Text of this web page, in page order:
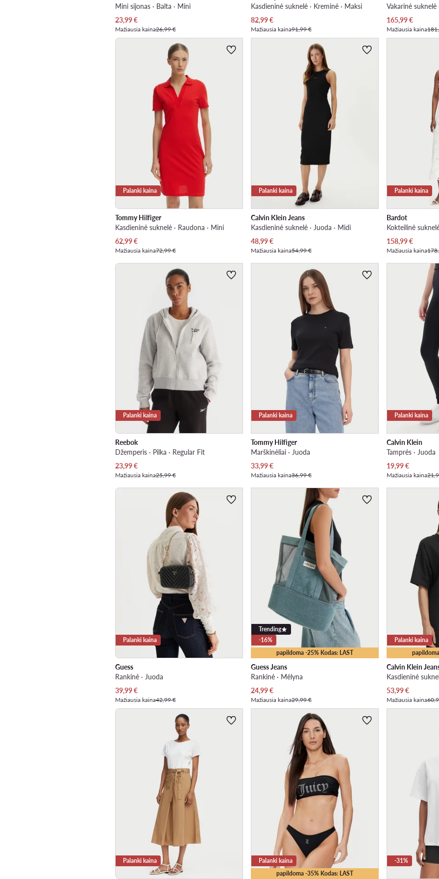
Mini sijonas · Balta · Mini
Dabartinė kaina
23,99€
Mažiausia kaina26,99 €
Kasdieninė suknelė · Kreminė · Maksi
Dabartinė kaina
82,99€
Mažiausia kaina91,99 €
Dabartinė kaina
165,99€
Mažiausia kaina
Palanki kaina
Tommy Hilfiger
Kasdieninė suknelė · Raudona · Mini
Dabartinė kaina
62,99€
Mažiausia kaina72,99 €
Palanki kaina
Calvin Klein Jeans
Kasdieninė suknelė · Juoda · Midi
Dabartinė kaina
48,99€
Mažiausia kaina54,99 €
Palanki kaina
Bardot
Kokteilinė
Dabartinė kaina
158,99€
Mažiausia kaina
Palanki kaina
Reebok
Džemperis · Pilka · Regular Fit
Dabartinė kaina
23,99€
Mažiausia kaina25,99 €
Palanki kaina
Tommy Hilfiger
Marškinėliai · Juoda
Dabartinė kaina
33,99€
Mažiausia kaina36,99 €
Palanki kaina
Calvin Klein
Tamprės · Juoda
Dabartinė kaina
19,99€
Mažiausia kaina
Palanki kaina
Guess
Rankinė · Juoda
Dabartinė kaina
39,99€
Mažiausia kaina42,99 €
papildoma -25% Kodas: LAST
Trending
-16%
Guess Jeans
Rankinė · Mėlyna
Dabartinė kaina
24,99€
Mažiausia kaina29,99 €
Palanki kaina
Calvin Klein
Kasdieninė
Dabartinė kaina
53,99€
Mažiausia kaina
Palanki kaina
papildoma -35% Kodas: LAST
Palanki kaina
-31%